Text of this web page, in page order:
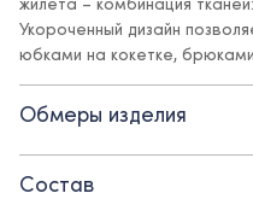
Укороченный дизайн
юбками на кокетке,
для прохладных сезонов, в
создания легких
Детали:
Обмеры изделия
Состав